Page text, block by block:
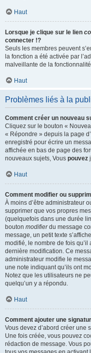
Haut
Lorsque je clique sur le lien
connecter !?
Seuls les membres peuvent
la fonction a été activée par
malveillante de la
Haut
Problèmes liés à la
Comment créer un nouveau
Cliquez sur le bouton «
« Répondre » depuis la page
enregistré pour écrire un
affichée en bas de page des
nouveaux sujets, Vous pouvez
Haut
Comment modifier ou
À moins d’être administrateur
supprimer que vos propres
(quelquefois dans une durée
bouton modifierdu message
message, un petit texte
modifié, le nombre de fois
dernière modification. Ce
administrateur modifie le
une note indiquant qu’ils ont
Notez que les utilisateurs ne
quelqu’un y a répondu.
Haut
Comment ajouter une
Vous devez d’abord créer une
Une fois créée, vous pouvez
rédaction de message. Vous